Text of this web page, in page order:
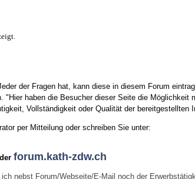
der Fragen hat, kann diese in diesem Forum
haben die Besucher dieser Seite die Möglichkeit
Vollständigkeit oder Qualität der bereitgestellten
per Mitteilung oder schreiben Sie unter:
forum.kath-zdw.ch
nebst Forum/Webseite/E-Mail noch der